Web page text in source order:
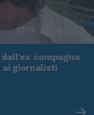
01:16
compagna
ai giornalisti